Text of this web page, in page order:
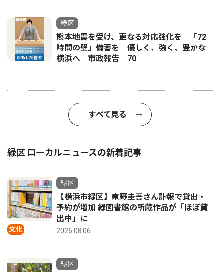
緑区
熊本地震を受け、更なる対応強化を 「72
時間の壁」備蓄を 優しく、強く、豊かな
横浜へ 市政報告 70
すべて見る
緑区 ローカルニュースの新着記事
文化
緑区
【横浜市緑区】東野圭吾さん訃報で貸出・
予約が増加 緑図書館の所蔵作品が「ほぼ貸
出中」に
2026.08.06
緑区